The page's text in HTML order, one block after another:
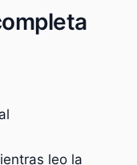
leo la